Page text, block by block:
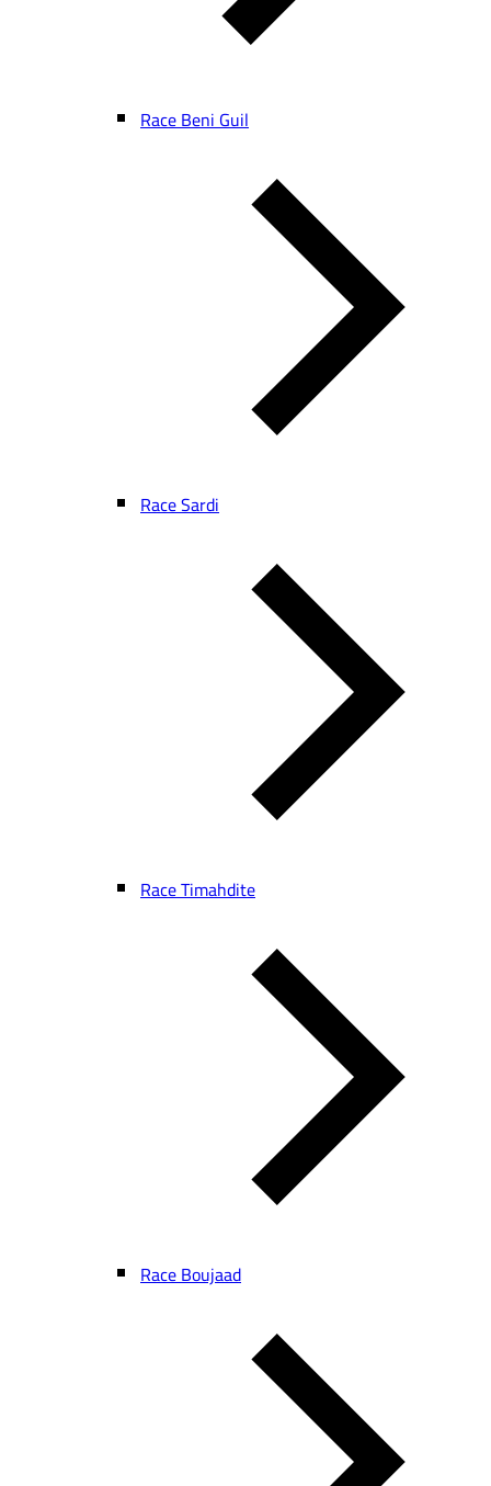
Race Beni Guil
Race Sardi
Race Timahdite
Race Boujaad